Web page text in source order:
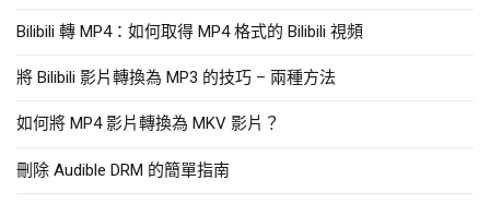
Bilibili 轉 MP4：如何取得 MP4 格式的 Bilibili 視頻
將 Bilibili 影片轉換為 MP3 的技巧 – 兩種方法
如何將 MP4 影片轉換為 MKV 影片？
刪除 Audible DRM 的簡單指南